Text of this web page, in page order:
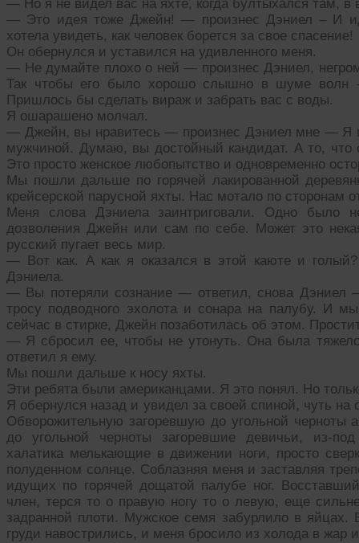
— Но я не видел вас на яхте, когда бултыхался там,
— Это идея тоже Джейн! — произнес Дэниел – И
хотела увидеть, как человек борется за свое спасение!
Он обернулся и уставился на удивленного меня.
— Не думайте плохо о ней — произнес Дэниел,
Так чтобы его было хорошо слышно в шуме
Пришлось бы сделать вираж и забрать вас с воды.
Я ошарашено молчал.
— Джейн, вы нравитесь — произнес Дэниел мне — Я
мужчиной. Думаю, вы достойный кандидат. А то, что
Это просто женское любопытство и одновременно
Мы пошли дальше по горячей лакированной
крейсерской парусной яхты. Нас мотало по сторонам
Меня слова Дэниела заинтриговали. Одно было
дозволения Джейн или сам по себе. Может это
русский пугает весь мир.
— Вот как. А как я оказался в этой каюте и
Дэниела.
— Вы потеряли сознание — ответил, снова Дэниел
тросу подводного эхолота и сонара на палубу. И
сейчас в стирке, Джейн позаботилась об этом.
— Я сбросил ее, чтобы не утонуть. Она была
ответил я ему.
Мы пошли дальше к носу яхты.
Эти ребята были американцами. Я это понял. Но
Я обернулся назад и увидел за своей спиной, чуть
Обворожительную загоревшую до угольной
до угольной черноты загоревшие девичьи, из-
халатика мелькающие в движении ноги, просто
полуденном солнце. Соблазняя меня и заставляя
идущих по горячей дощатой палубе ног.
член, терся то о правую ногу то о левую, еще
задранной плоти. Мужское семя забурлило в
груди навострились, и меня бросило из холода в жар